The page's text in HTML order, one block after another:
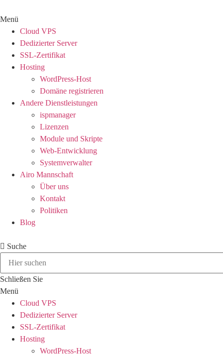
Menü
Cloud VPS
Dedizierter Server
SSL-Zertifikat
Hosting
WordPress-Host
Domäne registrieren
Andere Dienstleistungen
ispmanager
Lizenzen
Module und Skripte
Web-Entwicklung
Systemverwalter
Airo Mannschaft
Über uns
Kontakt
Politiken
Blog
Suche
Schließen Sie
Menü
Cloud VPS
Dedizierter Server
SSL-Zertifikat
Hosting
WordPress-Host